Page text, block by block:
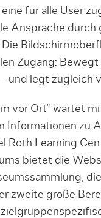
für alle User
Ansprache durch
Zugang:
und legt zugleich
vor Ort” wartet
Informationen zu
Roth Learning
bietet die
zweite große